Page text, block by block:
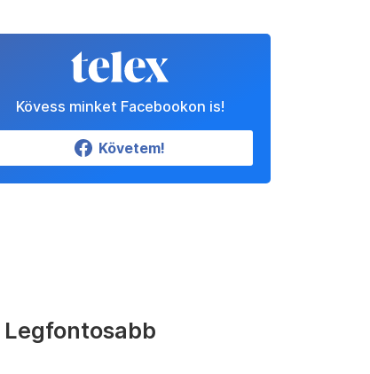
Kövess minket Facebookon is!
Követem!
Legfontosabb